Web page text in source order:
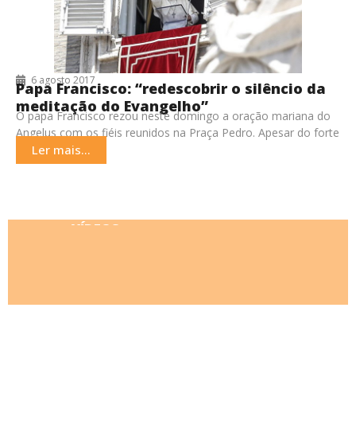
6 agosto 2017
Papa Francisco: “redescobrir o silêncio da
meditação do Evangelho”
O papa Francisco rezou neste domingo a oração mariana do
Angelus com os fiéis reunidos na Praça Pedro. Apesar do forte
calor milhares de
Ler mais...
VÍDEOS